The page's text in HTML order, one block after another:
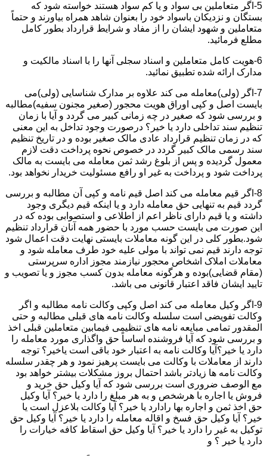
5-اگر متعاملین بی سواد و یا کم سواد هستند خواسته شود که
بستگان و نزدیکان باسواد خود را بعنوان شاهد همراه بیاورند و حتماً
متعاملین و شهود ایشان را از مفاد و شرایط قرارداد بطور کامل
مطلع فرمائید.
6-هویت کامل متعاملین و اسناد سجلی آنها را با اسناد مالکیت و
مدارک ارائه شده تطبیق نمائید.
7-اگر (ولی)معامله می کند علاوه بر مدارک شناسایی (ولی)می
بایست اصل و کپی اوراق هویت محجور (صغیر مجنون سفیه)مطالبه
و بررسی شود که صغیر در چه زمانی کبیر می گردد و آیا با زمان
تنظیم سند تداخلی دارد یا خیر؟ درصورت وجود تداخل به این معنی
که در زمان تنظیم قرارداد عادی مالک صغیر بوده و در تاریخ تنظیم
سند رسمی مالک کبیر گردد در خصوص نحوه پرداخت دقت لازم
معمول گردیده و پس از بلوغ رشد ثمن معامله می بایست به مالک
پرداخت شود و پرداخت به غیر او رافع مسئولیت خریدار نخواهد بود.
8-اگر قیم معامله می کند اصل قیم نامه و کپی آن مطالبه و بررسی
گردد قیم به تنهایی حق معامله دارد و یا اینکه قیم دیگری وجود
داشته و یا قیم دارای ناظر اعم از اطلاعی و استصوابی بوده که در
این صورت می بایست حسب مورد با حضور همه آنان قرارداد تنظیم
شود.بطور کلی در این گونه معاملات بایستی نهایت دقت اعمال شود
توجه دارند قیم نمی تواند با مولی علیه خود طرف معامله شود و
معاملات املاک اشخاص محجور نیازمند مجوز اداره سرپرستی
(مقام قضایی)بوده و هرگونه معامله بدون کسب مجوز و یا تصویب و
تایید ایشان فاقد اعتبار قانونی می باشد.
9-اگر وکیل معامله می کند اصل وکپی وکالت نامه مطالبه و اگر
وکالت تفویضی است سلسله وکالت نامه های قبلی مطالبه و حتی
المقدور تمامی مبایعه نامه های تنظیمی فیمابین متعاملین قبلی اخذ
و بررسی شود که آیا فروشنده اساساً حق واگذاری مورد معامله را
دارد یا خیر؟آیا وکالت نامه به اعتبار خود باقی است یاخیر؟ توجه
دارند از معاملات با وکالت می بایست پرهیز نمود و هر چقدر سلسله
وکالت نامه ها زیادتر باشد احتمال بروز مشکلات بیشتر خواهد بود
مع الوصف ضروری است بررسی شود که آیا وکیل حق خرید و
فروش یا اجاره با هرشخص و به هر مبلغ را دارد یا خیر؟ آیا وکیل
حق اخذ ثمن و اجاره بها رادارد یا خیر؟ آیا وکالت بلاعزل است یا
خیر؟ آیا وکیل حق فسخ و اقاله معامله را دارد یا خیر؟ آیا وکیل حق
توکیل به غیر را دارد یا خیر؟ آیا وکیل حق اسقاط کافه خیارات را
دارد یا خیر ؟ و